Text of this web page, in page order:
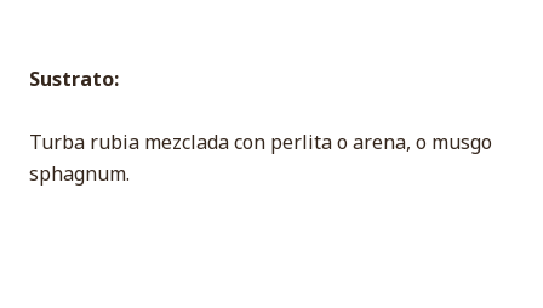
Sustrato:
Turba rubia mezclada con perlita o arena, o musgo
sphagnum.